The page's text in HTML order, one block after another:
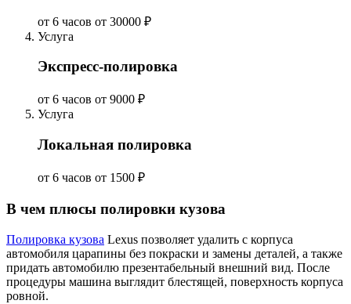
от 6 часов от 30000 ₽
Услуга
Экспресс-полировка
от 6 часов от 9000 ₽
Услуга
Локальная полировка
от 6 часов от 1500 ₽
В чем плюсы полировки кузова
Полировка кузова Lexus позволяет удалить с корпуса
автомобиля царапины без покраски и замены деталей, а также
придать автомобилю презентабельный внешний вид. После
процедуры машина выглядит блестящей, поверхность корпуса
ровной.